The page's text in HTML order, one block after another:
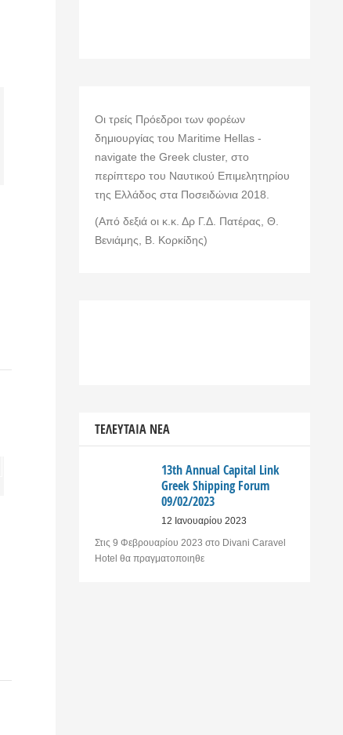
Οι τρείς Πρόεδροι των φορέων
δημιουργίας του Maritime Hellas -
navigate the Greek cluster, στο
περίπτερο του Ναυτικού Επιμελητηρίου
της Ελλάδος στα Ποσειδώνια 2018.
(Από δεξιά οι κ.κ. Δρ Γ.Δ. Πατέρας, Θ.
Βενιάμης, Β. Κορκίδης)
ΤΕΛΕΥΤΑΊΑ ΝΈΑ
13th Annual Capital Link
Greek Shipping Forum
09/02/2023
12 Ιανουαρίου 2023
Στις 9 Φεβρουαρίου 2023 στο Divani Caravel
Hotel θα πραγματοποιηθε